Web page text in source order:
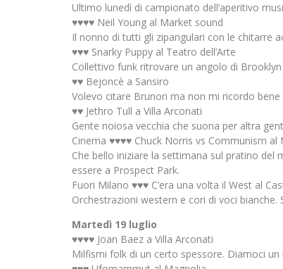
Ultimo lunedì di campionato dell’aperitivo
♥♥♥♥ Neil Young al Market sound
Il nonno di tutti gli zipangulari con le chitarre
♥♥♥ Snarky Puppy al Teatro dell’Arte
Collettivo funk ritrovare un angolo di
♥♥ Bejoncè a Sansiro
Volevo citare Brunori ma non mi ricordo bene
♥♥ Jethro Tull a Villa Arconati
Gente noiosa vecchia che suona per altra
Cinema ♥♥♥♥ Chuck Norris vs Communism al
Che bello iniziare la settimana sul pratino
essere a Prospect Park.
Fuori Milano ♥♥♥ C’era una volta il West al
Orchestrazioni western e cori di voci bianche.
Martedì 19 luglio
♥♥♥♥ Joan Baez a Villa Arconati
Milfismi folk di un certo spessore. Diamoci